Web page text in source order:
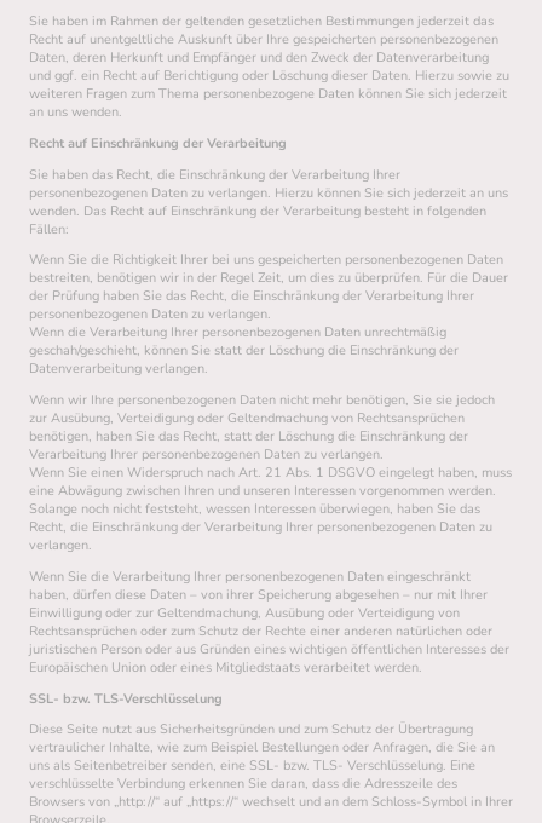
Sie haben im Rahmen der geltenden gesetzlichen Bestimmungen jederzeit das
Recht auf unentgeltliche Auskunft über Ihre gespeicherten personenbezogenen
Daten, deren Herkunft und Empfänger und den Zweck der Datenverarbeitung
und ggf. ein Recht auf Berichtigung oder Löschung dieser Daten. Hierzu sowie zu
weiteren Fragen zum Thema personenbezogene Daten können Sie sich jederzeit
an uns wenden.
Recht auf Einschränkung der Verarbeitung
Sie haben das Recht, die Einschränkung der Verarbeitung Ihrer
personenbezogenen Daten zu verlangen. Hierzu können Sie sich jederzeit an uns
wenden. Das Recht auf Einschränkung der Verarbeitung besteht in folgenden
Fällen:
Wenn Sie die Richtigkeit Ihrer bei uns gespeicherten personenbezogenen Daten
bestreiten, benötigen wir in der Regel Zeit, um dies zu überprüfen. Für die Dauer
der Prüfung haben Sie das Recht, die Einschränkung der Verarbeitung Ihrer
personenbezogenen Daten zu verlangen.
Wenn die Verarbeitung Ihrer personenbezogenen Daten unrechtmäßig
geschah/geschieht, können Sie statt der Löschung die Einschränkung der
Datenverarbeitung verlangen.
Wenn wir Ihre personenbezogenen Daten nicht mehr benötigen, Sie sie jedoch
zur Ausübung, Verteidigung oder Geltendmachung von Rechtsansprüchen
benötigen, haben Sie das Recht, statt der Löschung die Einschränkung der
Verarbeitung Ihrer personenbezogenen Daten zu verlangen.
Wenn Sie einen Widerspruch nach Art. 21 Abs. 1 DSGVO eingelegt haben, muss
eine Abwägung zwischen Ihren und unseren Interessen vorgenommen werden.
Solange noch nicht feststeht, wessen Interessen überwiegen, haben Sie das
Recht, die Einschränkung der Verarbeitung Ihrer personenbezogenen Daten zu
verlangen.
Wenn Sie die Verarbeitung Ihrer personenbezogenen Daten eingeschränkt
haben, dürfen diese Daten – von ihrer Speicherung abgesehen – nur mit Ihrer
Einwilligung oder zur Geltendmachung, Ausübung oder Verteidigung von
Rechtsansprüchen oder zum Schutz der Rechte einer anderen natürlichen oder
juristischen Person oder aus Gründen eines wichtigen öffentlichen Interesses der
Europäischen Union oder eines Mitgliedstaats verarbeitet werden.
SSL- bzw. TLS-Verschlüsselung
Diese Seite nutzt aus Sicherheitsgründen und zum Schutz der Übertragung
vertraulicher Inhalte, wie zum Beispiel Bestellungen oder Anfragen, die Sie an
uns als Seitenbetreiber senden, eine SSL- bzw. TLS- Verschlüsselung. Eine
verschlüsselte Verbindung erkennen Sie daran, dass die Adresszeile des
Browsers von „http://“ auf „https://“ wechselt und an dem Schloss-Symbol in Ihrer